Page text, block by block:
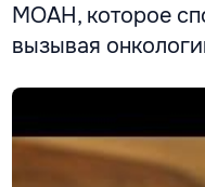
MOAH, которое
вызывая